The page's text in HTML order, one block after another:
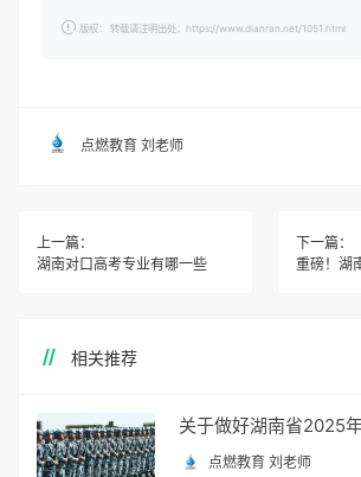
版权： 转载请注明出处：https://www.dianran.net/1051.html
点燃教育 刘老师
上一篇：
湖南对口高考专业有哪一些
下一篇：
相关推荐
点燃教育 刘老师